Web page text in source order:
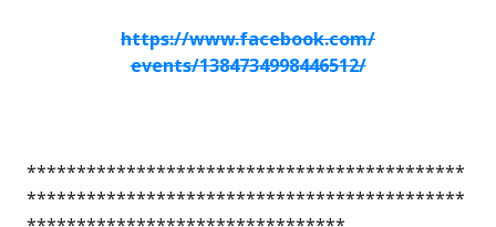
https://www.facebook.com/
events/1384734998446512/
********************************************
********************************************